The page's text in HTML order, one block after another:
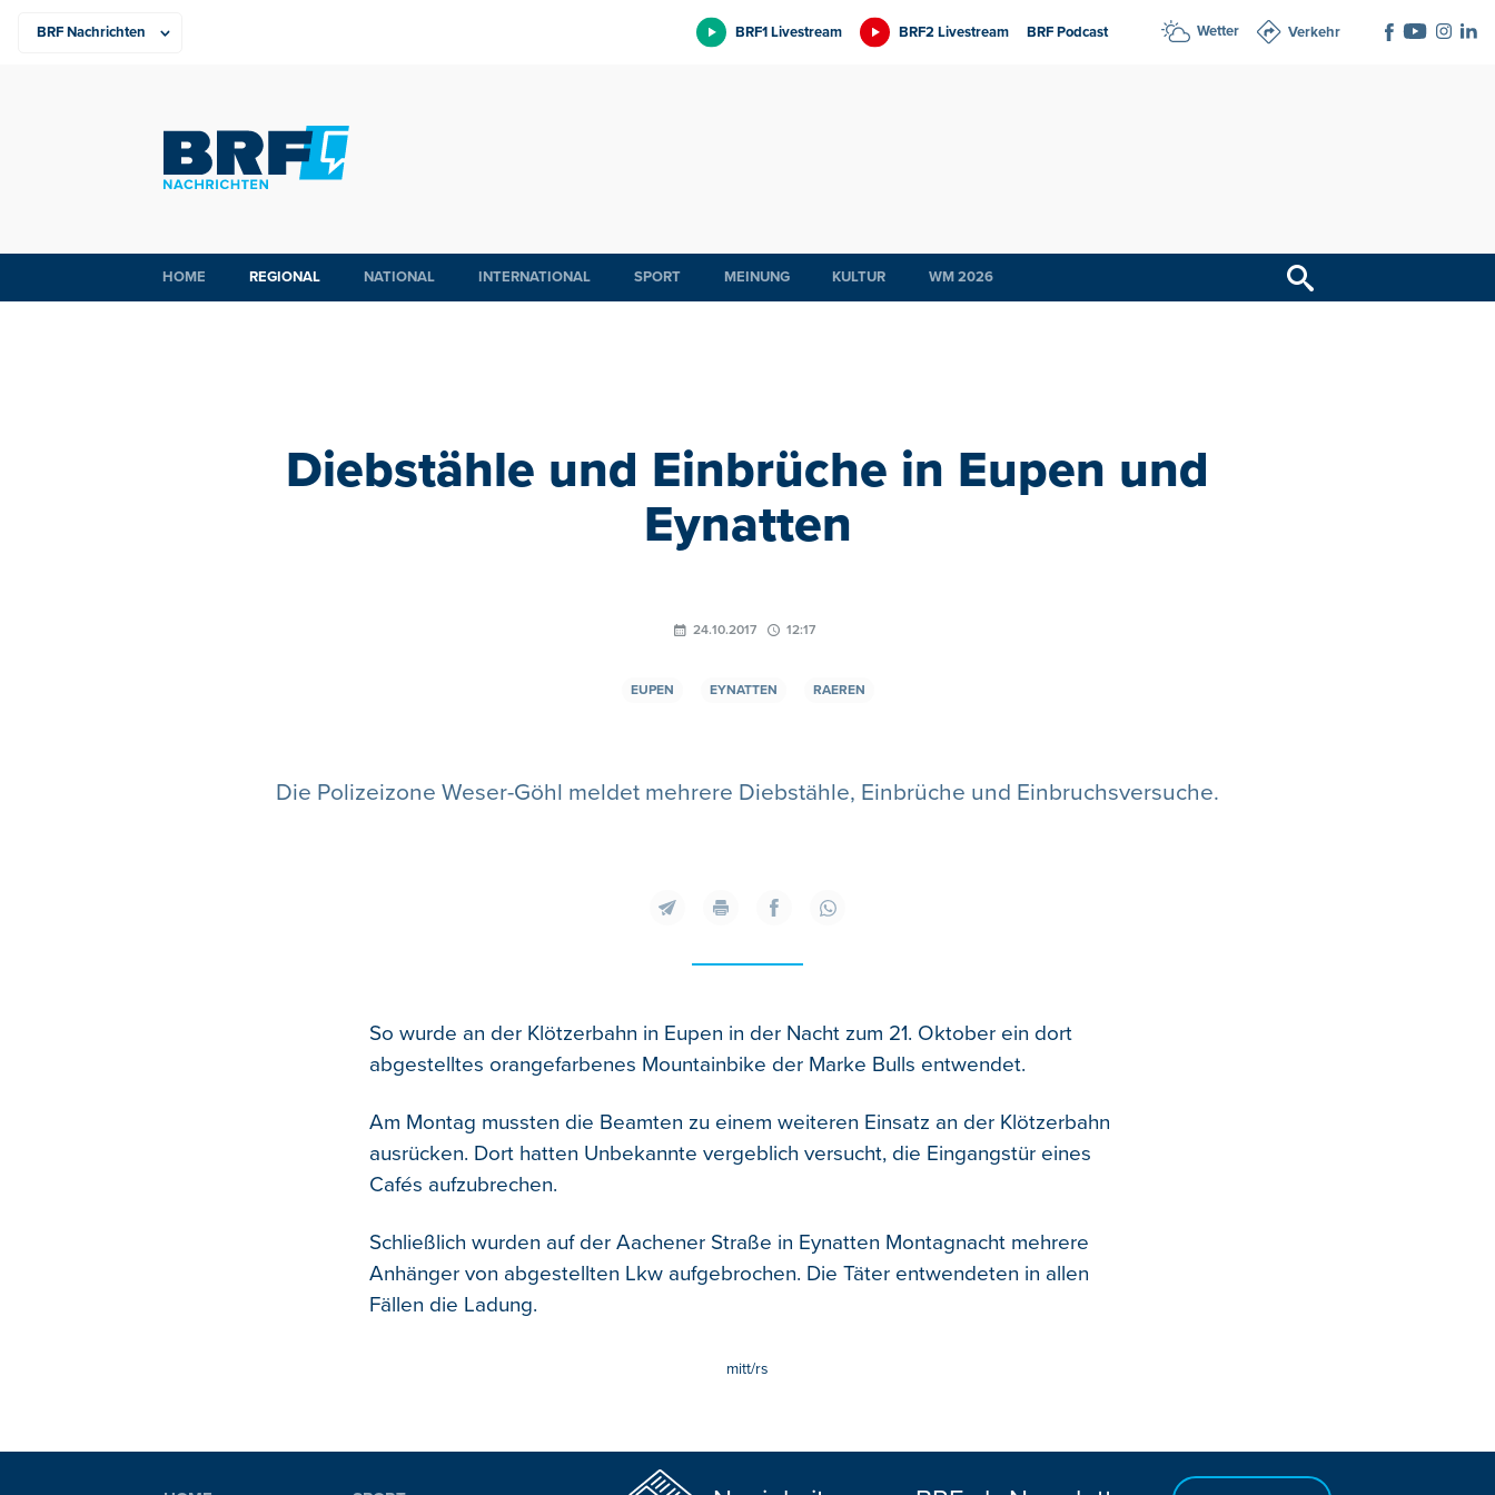
BRF1 Livestream BRF2 Livestream BRF Podcast Wetter Verkehr
HOME REGIONAL NATIONAL INTERNATIONAL SPORT MEINUNG KULTUR WM 2026
Diebstähle und Einbrüche in Eupen und
Eynatten
24.10.2017 12:17
EUPEN EYNATTEN RAEREN
Die Polizeizone Weser-Göhl meldet mehrere Diebstähle, Einbrüche und Einbruchsversuche.
So wurde an der Klötzerbahn in Eupen in der Nacht zum 21. Oktober ein dort
abgestelltes orangefarbenes Mountainbike der Marke Bulls entwendet.
Am Montag mussten die Beamten zu einem weiteren Einsatz an der Klötzerbahn
ausrücken. Dort hatten Unbekannte vergeblich versucht, die Eingangstür eines
Cafés aufzubrechen.
Schließlich wurden auf der Aachener Straße in Eynatten Montagnacht mehrere
Anhänger von abgestellten Lkw aufgebrochen. Die Täter entwendeten in allen
Fällen die Ladung.
mitt/rs